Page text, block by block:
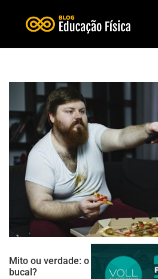
Mito ou verdade: o sedentarismo
bucal?